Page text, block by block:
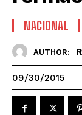
NACIONAL
AUTHOR:
09/30/2015